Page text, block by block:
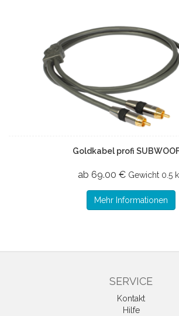
Goldkabel profi
ab 69.00 € Gewicht 0.5
Mehr Informationen
SERVICE
Kontakt
Hilfe